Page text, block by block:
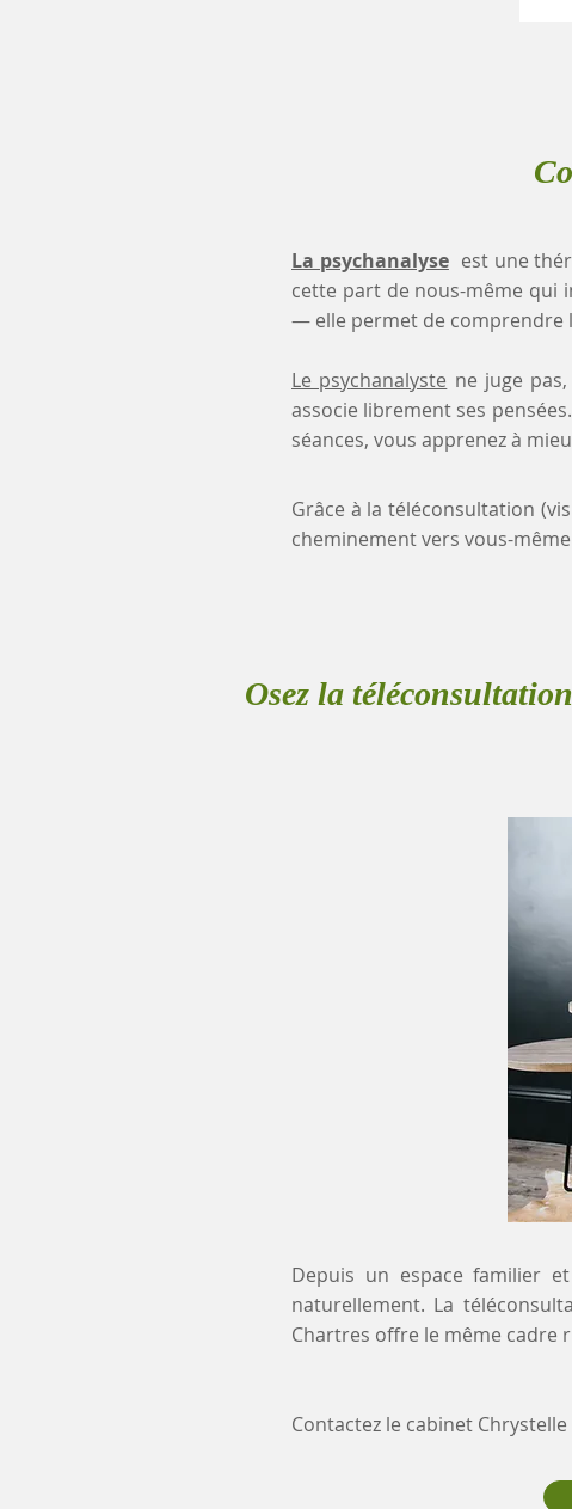
La psychanalyse est une
cette part de nous-même qui
— elle permet de comprendre
Le psychanalyste ne juge
associe librement ses
séances, vous apprenez à
Grâce à la téléconsultation
cheminement vers vous-
Osez la
Depuis un espace familier
naturellement. La
Chartres offre le même cadre
Contactez le cabinet